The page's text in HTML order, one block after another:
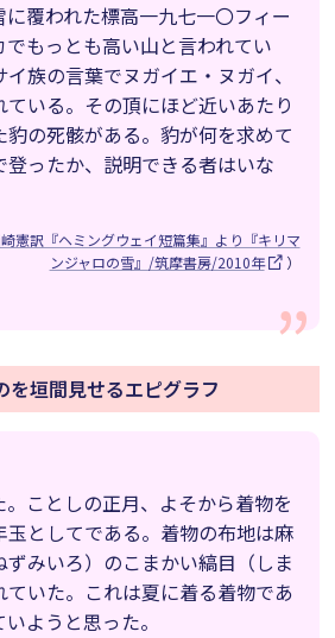
覆われた標高一九七一〇フィー
でもっとも高い山と言われてい
族の言葉でヌガイエ・ヌガイ、
ている。その頂にほど近いあたり
豹の死骸がある。豹が何を求めて
ったか、説明できる者はいな
憲訳『ヘミングウェイ短篇集』より『キリマ
ンジャロの雪』/筑摩書房/2010年
）
を垣間見せるエピグラフ
ことしの正月、よそから着物を
玉としてである。着物の布地は麻
みいろ）のこまかい縞目（しま
いた。これは夏に着る着物であ
ようと思った。